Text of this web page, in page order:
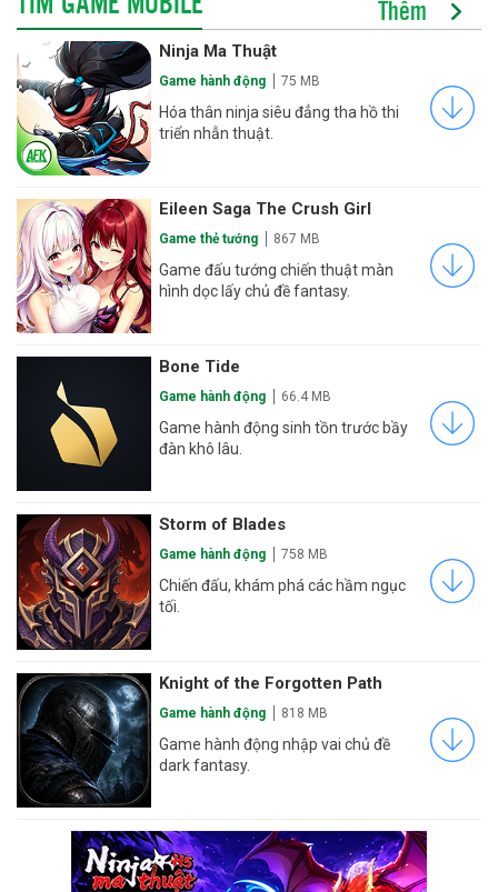
Thêm
Ninja Ma Thuật
Game hành động 75 MB
Hóa thân ninja siêu đẳng tha hồ thi
triển nhẫn thuật.
Eileen Saga The Crush Girl
Game thẻ tướng 867 MB
Game đấu tướng chiến thuật màn
hình dọc lấy chủ đề fantasy.
Bone Tide
Game hành động 66.4 MB
Game hành động sinh tồn trước bầy
đàn khô lâu.
Storm of Blades
Game hành động 758 MB
Chiến đấu, khám phá các hầm ngục
tối.
Knight of the Forgotten Path
Game hành động 818 MB
Game hành động nhập vai chủ đề
dark fantasy.